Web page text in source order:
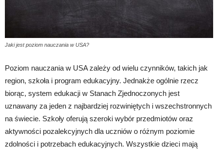
Jaki jest poziom nauczania w USA?
Poziom nauczania w USA zależy od wielu czynników, takich jak
region, szkoła i program edukacyjny. Jednakże ogólnie rzecz
biorąc, system edukacji w Stanach Zjednoczonych jest
uznawany za jeden z najbardziej rozwiniętych i wszechstronnych
na świecie. Szkoły oferują szeroki wybór przedmiotów oraz
aktywności pozalekcyjnych dla uczniów o różnym poziomie
zdolności i potrzebach edukacyjnych. Wszystkie dzieci mają